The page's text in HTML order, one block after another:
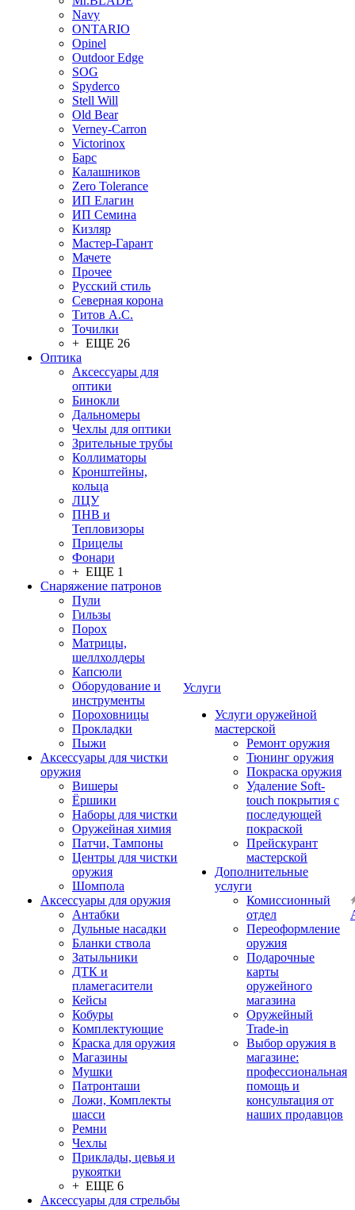
Navy
ONTARIO
Opinel
Outdoor Edge
SOG
Spyderco
Stell Will
Old Bear
Verney-Carron
Victorinox
Барс
Калашников
Zero Tolerance
ИП Елагин
ИП Семина
Кизляр
Мастер-Гарант
Мачете
Прочее
Русский стиль
Северная корона
Титов А.С.
Точилки
+ ЕЩЕ 26
Оптика
Аксессуары для
оптики
Бинокли
Дальномеры
Чехлы для оптики
Зрительные трубы
Коллиматоры
Кронштейны,
кольца
ЛЦУ
ПНВ и
Тепловизоры
Прицелы
Фонари
+ ЕЩЕ 1
Снаряжение патронов
Пули
Гильзы
Порох
Матрицы,
шеллхолдеры
Капсюли
Оборудование и
инструменты
Пороховницы
Прокладки
Пыжи
Аксессуары для чистки
оружия
Вишеры
Ёршики
Наборы для чистки
Оружейная химия
Патчи, Тампоны
Центры для чистки
оружия
Шомпола
Аксессуары для оружия
Антабки
Дульные насадки
Бланки ствола
Затыльники
ДТК и
пламегасители
Кейсы
Кобуры
Комплектующие
Краска для оружия
Магазины
Мушки
Патронташи
Ложи, Комплекты
шасси
Ремни
Чехлы
Приклады, цевья и
рукоятки
+ ЕЩЕ 6
Аксессуары для стрельбы
Услуги
Услуги оружейной
мастерской
Ремонт оружия
Тюнинг оружия
Покраска оружия
Удаление Soft-
touch покрытия с
последующей
покраской
Прейскурант
мастерской
Дополнительные
услуги
Комиссионный
отдел
Переоформление
оружия
Подарочные
карты
оружейного
магазина
Оружейный
Trade-in
Выбор оружия в
магазине:
профессиональная
помощь и
консультация от
наших продавцов